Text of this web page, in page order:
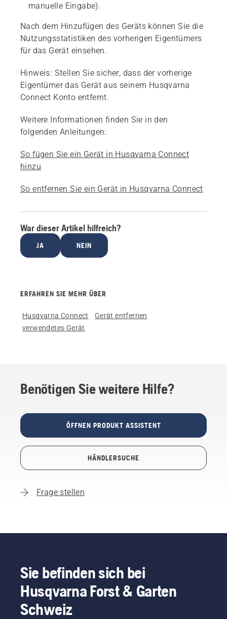
manuelle Eingabe).
Nach dem Hinzufügen des Geräts können Sie die
Nutzungsstatistiken des vorherigen Eigentümers
für das Gerät einsehen.
Hinweis: Stellen Sie sicher, dass der vorherige
Eigentümer das Gerät aus seinem Husqvarna
Connect Konto entfernt.
Weitere Informationen finden Sie in den
folgenden Anleitungen:
So fügen Sie ein Gerät in Husqvarna Connect
hinzu
So entfernen Sie ein Gerät in Husqvarna Connect
War dieser Artikel hilfreich?
JA NEIN
ERFAHREN SIE MEHR ÜBER
Husqvarna Connect
Gerät entfernen
verwendetes Gerät
Benötigen Sie weitere Hilfe?
ÖFFNEN PRODUKT ASSISTENT
HÄNDLERSUCHE
Frage stellen
Sie befinden sich bei
Husqvarna Forst & Garten
Schweiz